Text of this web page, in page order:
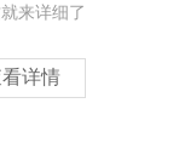
来详细了
详情